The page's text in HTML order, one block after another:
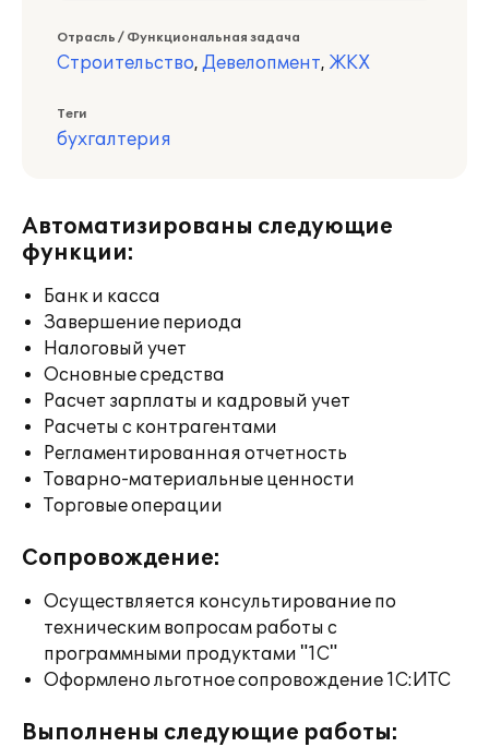
Отрасль / Функциональная задача
Строительство, Девелопмент, ЖКХ
Теги
бухгалтерия
Автоматизированы следующие
функции:
Банк и касса
Завершение периода
Налоговый учет
Основные средства
Расчет зарплаты и кадровый учет
Расчеты с контрагентами
Регламентированная отчетность
Товарно-материальные ценности
Торговые операции
Сопровождение:
Осуществляется консультирование по
техническим вопросам работы с
программными продуктами "1С"
Оформлено льготное сопровождение 1С:ИТС
Выполнены следующие работы: